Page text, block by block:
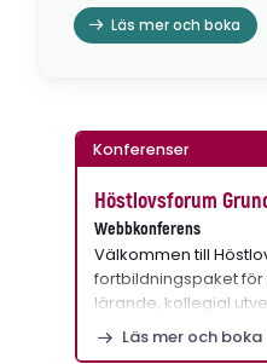
Läs mer och boka
Konferenser
Höstlovsforum
Webbkonferens
Välkommen till
fortbildningspaket för
lärande, kollegial
Läs mer och boka